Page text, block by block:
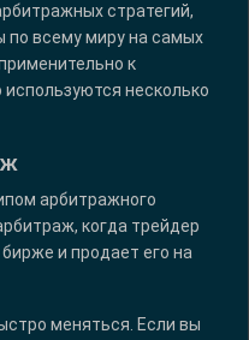
стратегий,
по всему миру на самых
к
несколько
арбитражного
когда трейдер
и продает его на
меняться. Если вы